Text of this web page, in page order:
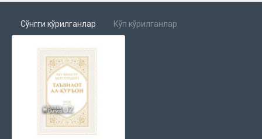
Сўнгги кўрилганлар Кўп кўрилганлар